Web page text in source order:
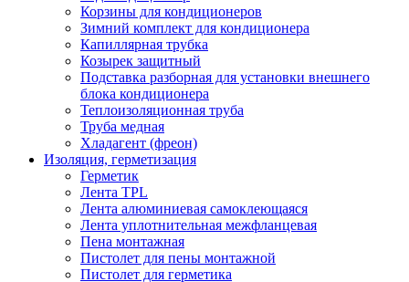
Корзины для кондиционеров
Зимний комплект для кондиционера
Капиллярная трубка
Козырек защитный
Подставка разборная для установки внешнего
блока кондиционера
Теплоизоляционная труба
Труба медная
Хладагент (фреон)
Изоляция, герметизация
Герметик
Лента TPL
Лента алюминиевая самоклеющаяся
Лента уплотнительная межфланцевая
Пена монтажная
Пистолет для пены монтажной
Пистолет для герметика